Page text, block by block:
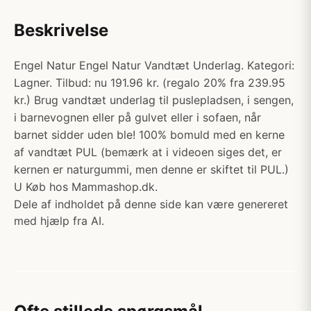
Beskrivelse
Engel Natur Engel Natur Vandtæt Underlag. Kategori:
Lagner. Tilbud: nu 191.96 kr. (regalo 20% fra 239.95
kr.) Brug vandtæt underlag til puslepladsen, i sengen,
i barnevognen eller på gulvet eller i sofaen, når
barnet sidder uden ble! 100% bomuld med en kerne
af vandtæt PUL (bemærk at i videoen siges det, er
kernen er naturgummi, men denne er skiftet til PUL.)
U Køb hos Mammashop.dk.
Dele af indholdet på denne side kan være genereret
med hjælp fra AI.